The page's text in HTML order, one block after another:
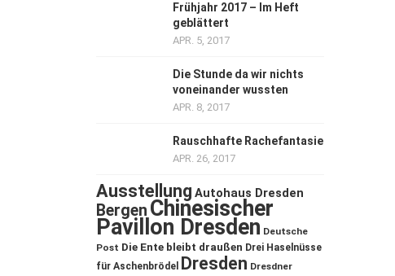
Frühjahr 2017 – Im Heft
geblättert
APR. 5, 2017
Die Stunde da wir nichts
voneinander wussten
APR. 8, 2017
Rauschhafte Rachefantasie
APR. 26, 2017
Ausstellung Autohaus Dresden
Bergen Chinesischer
Pavillon Dresden Deutsche
Post Die Ente bleibt draußen Drei Haselnüsse
für Aschenbrödel
Dresden Dresdner